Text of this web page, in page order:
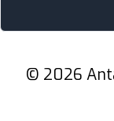
© 2026